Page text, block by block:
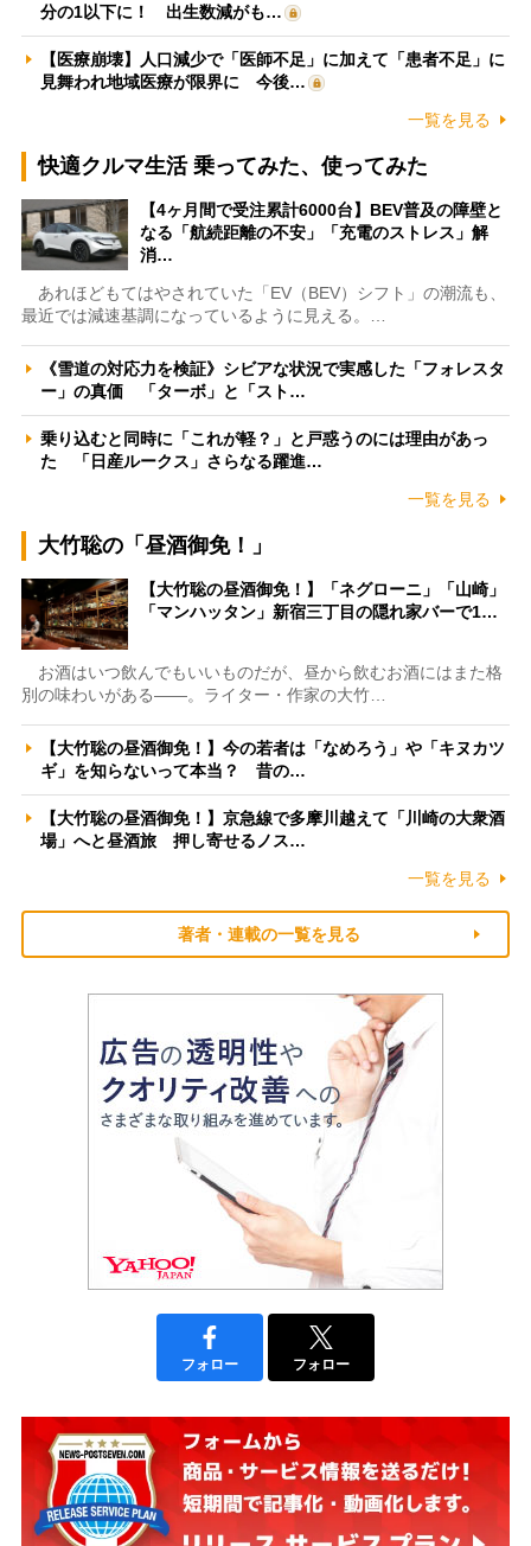
分の1以下に！ 出生数減がも…
【医療崩壊】人口減少で「医師不足」に加えて「患者不足」に
見舞われ地域医療が限界に 今後…
一覧を見る
快適クルマ生活 乗ってみた、使ってみた
【4ヶ月間で受注累計6000台】BEV普及の障壁と
なる「航続距離の不安」「充電のストレス」解
消…
あれほどもてはやされていた「EV（BEV）シフト」の潮流も、
最近では減速基調になっているように見える。…
《雪道の対応力を検証》シビアな状況で実感した「フォレスタ
ー」の真価 「ターボ」と「スト…
乗り込むと同時に「これが軽？」と戸惑うのには理由があっ
た 「日産ルークス」さらなる躍進…
一覧を見る
大竹聡の「昼酒御免！」
【大竹聡の昼酒御免！】「ネグローニ」「山崎」
「マンハッタン」新宿三丁目の隠れ家バーで1…
お酒はいつ飲んでもいいものだが、昼から飲むお酒にはまた格
別の味わいがある――。ライター・作家の大竹…
【大竹聡の昼酒御免！】今の若者は「なめろう」や「キヌカツ
ギ」を知らないって本当？ 昔の…
【大竹聡の昼酒御免！】京急線で多摩川越えて「川崎の大衆酒
場」へと昼酒旅 押し寄せるノス…
一覧を見る
著者・連載の一覧を見る
フォロー フォロー